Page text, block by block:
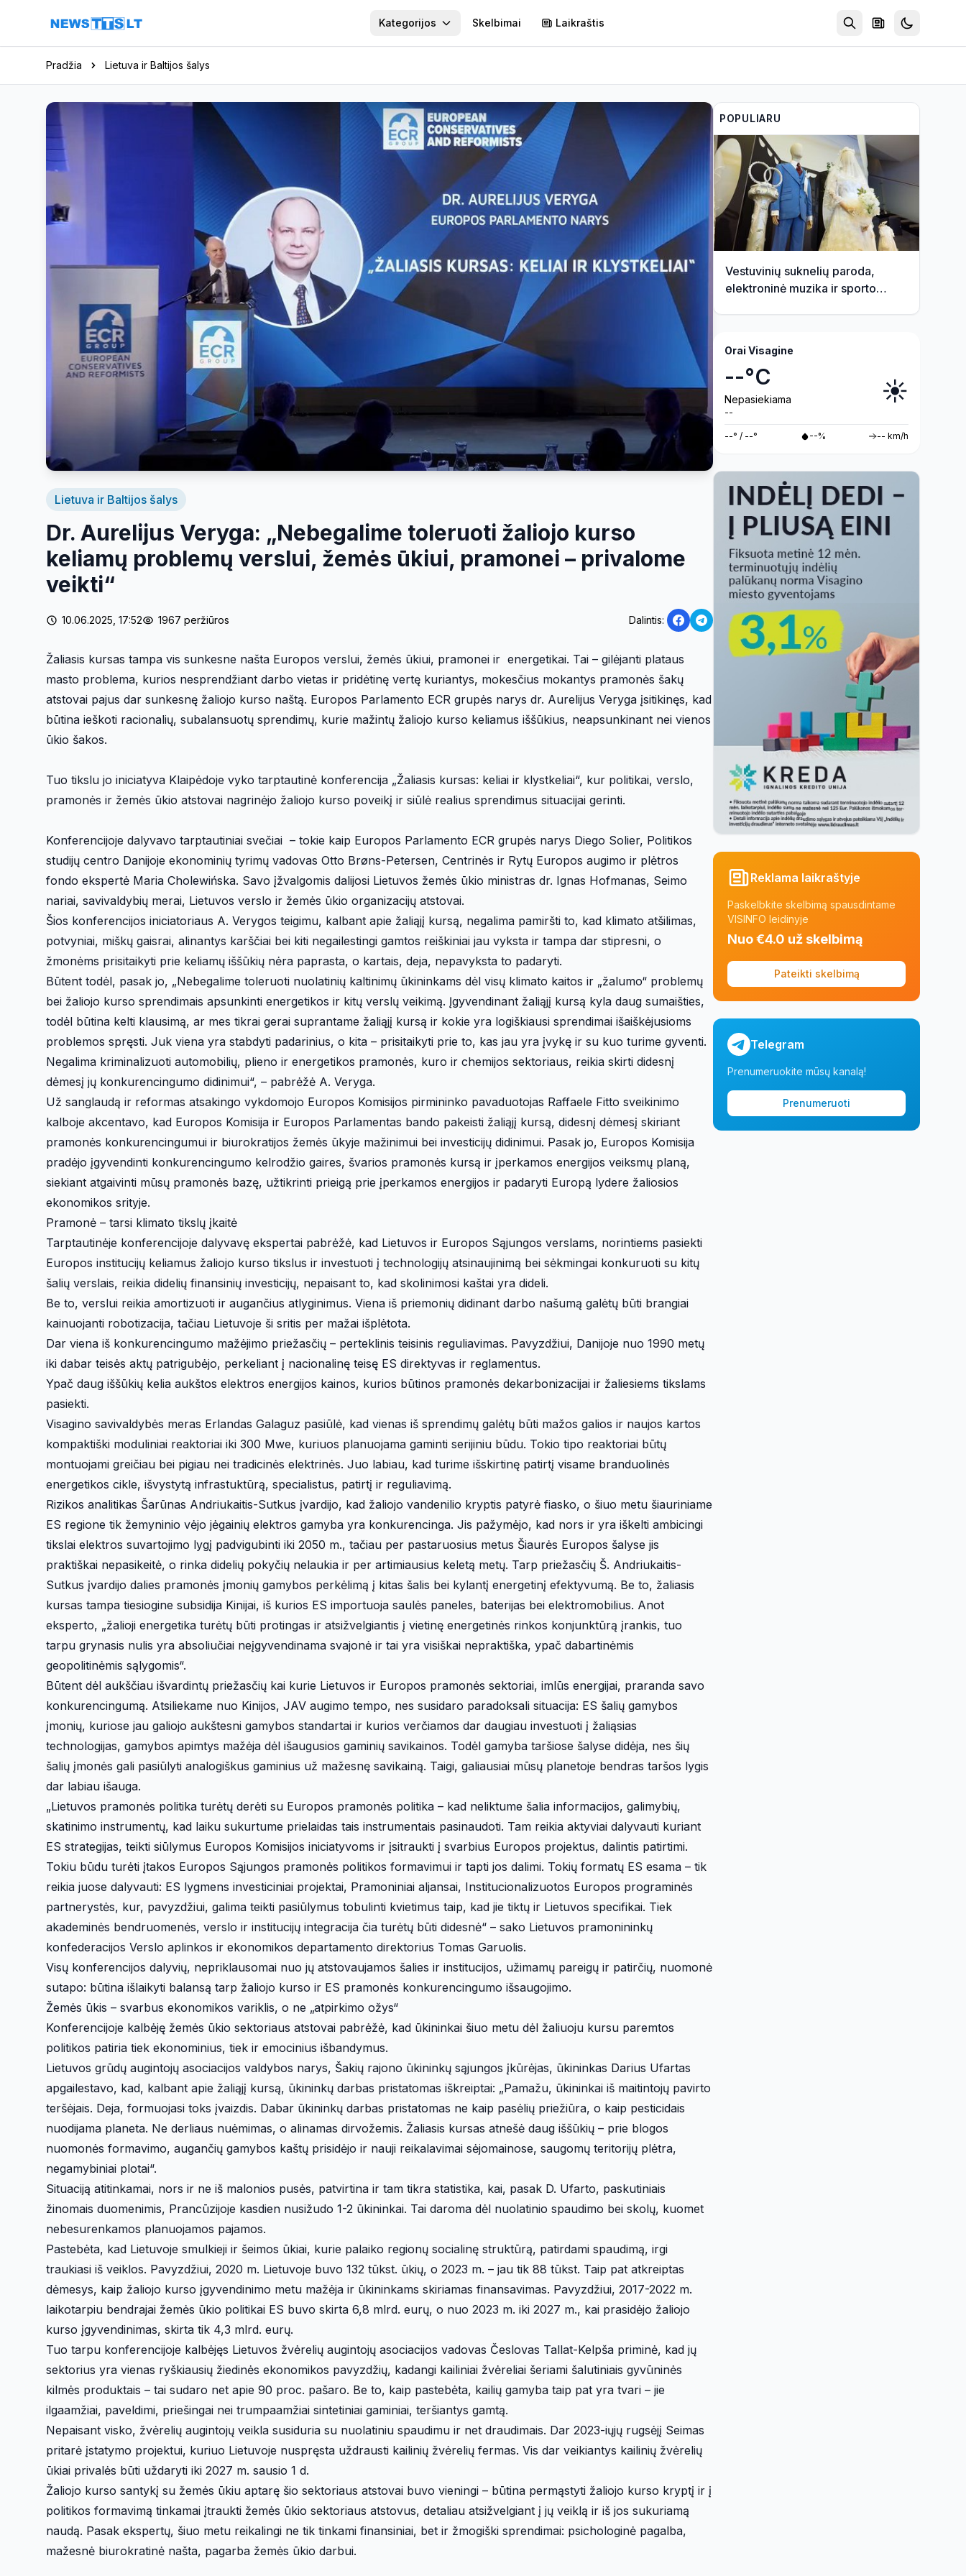
Kategorijos Skelbimai Laikraštis
Pradžia Lietuva ir Baltijos šalys
Lietuva ir Baltijos šalys
Dr. Aurelijus Veryga: „Nebegalime toleruoti žaliojo kurso
keliamų problemų verslui, žemės ūkiui, pramonei – privalome
veikti“
10.06.2025, 17:52 1967 peržiūros Dalintis:
Žaliasis kursas tampa vis sunkesne našta Europos verslui, žemės ūkiui, pramonei ir energetikai. Tai – gilėjanti plataus
masto problema, kurios nesprendžiant darbo vietas ir pridėtinę vertę kuriantys, mokesčius mokantys pramonės šakų
atstovai pajus dar sunkesnę žaliojo kurso naštą. Europos Parlamento ECR grupės narys dr. Aurelijus Veryga įsitikinęs, kad
būtina ieškoti racionalių, subalansuotų sprendimų, kurie mažintų žaliojo kurso keliamus iššūkius, neapsunkinant nei vienos
ūkio šakos.
Tuo tikslu jo iniciatyva Klaipėdoje vyko tarptautinė konferencija „Žaliasis kursas: keliai ir klystkeliai“, kur politikai, verslo,
pramonės ir žemės ūkio atstovai nagrinėjo žaliojo kurso poveikį ir siūlė realius sprendimus situacijai gerinti.
Konferencijoje dalyvavo tarptautiniai svečiai – tokie kaip Europos Parlamento ECR grupės narys Diego Solier, Politikos
studijų centro Danijoje ekonominių tyrimų vadovas Otto Brøns-Petersen, Centrinės ir Rytų Europos augimo ir plėtros
fondo ekspertė Maria Cholewińska. Savo įžvalgomis dalijosi Lietuvos žemės ūkio ministras dr. Ignas Hofmanas, Seimo
nariai, savivaldybių merai, Lietuvos verslo ir žemės ūkio organizacijų atstovai.
Šios konferencijos iniciatoriaus A. Verygos teigimu, kalbant apie žaliąjį kursą, negalima pamiršti to, kad klimato atšilimas,
potvyniai, miškų gaisrai, alinantys karščiai bei kiti negailestingi gamtos reiškiniai jau vyksta ir tampa dar stipresni, o
žmonėms prisitaikyti prie keliamų iššūkių nėra paprasta, o kartais, deja, nepavyksta to padaryti.
Būtent todėl, pasak jo, „Nebegalime toleruoti nuolatinių kaltinimų ūkininkams dėl visų klimato kaitos ir „žalumo“ problemų
bei žaliojo kurso sprendimais apsunkinti energetikos ir kitų verslų veikimą. Įgyvendinant žaliąjį kursą kyla daug sumaišties,
todėl būtina kelti klausimą, ar mes tikrai gerai suprantame žaliąjį kursą ir kokie yra logiškiausi sprendimai išaiškėjusioms
problemos spręsti. Juk viena yra stabdyti padarinius, o kita – prisitaikyti prie to, kas jau yra įvykę ir su kuo turime gyventi.
Negalima kriminalizuoti automobilių, plieno ir energetikos pramonės, kuro ir chemijos sektoriaus, reikia skirti didesnį
dėmesį jų konkurencingumo didinimui“, – pabrėžė A. Veryga.
Už sanglaudą ir reformas atsakingo vykdomojo Europos Komisijos pirmininko pavaduotojas Raffaele Fitto sveikinimo
kalboje akcentavo, kad Europos Komisija ir Europos Parlamentas bando pakeisti žaliąjį kursą, didesnį dėmesį skiriant
pramonės konkurencingumui ir biurokratijos žemės ūkyje mažinimui bei investicijų didinimui. Pasak jo, Europos Komisija
pradėjo įgyvendinti konkurencingumo kelrodžio gaires, švarios pramonės kursą ir įperkamos energijos veiksmų planą,
siekiant atgaivinti mūsų pramonės bazę, užtikrinti prieigą prie įperkamos energijos ir padaryti Europą lydere žaliosios
ekonomikos srityje.
Pramonė – tarsi klimato tikslų įkaitė
Tarptautinėje konferencijoje dalyvavę ekspertai pabrėžė, kad Lietuvos ir Europos Sąjungos verslams, norintiems pasiekti
Europos institucijų keliamus žaliojo kurso tikslus ir investuoti į technologijų atsinaujinimą bei sėkmingai konkuruoti su kitų
šalių verslais, reikia didelių finansinių investicijų, nepaisant to, kad skolinimosi kaštai yra dideli.
Be to, verslui reikia amortizuoti ir augančius atlyginimus. Viena iš priemonių didinant darbo našumą galėtų būti brangiai
kainuojanti robotizacija, tačiau Lietuvoje ši sritis per mažai išplėtota.
Dar viena iš konkurencingumo mažėjimo priežasčių – perteklinis teisinis reguliavimas. Pavyzdžiui, Danijoje nuo 1990 metų
iki dabar teisės aktų patrigubėjo, perkeliant į nacionalinę teisę ES direktyvas ir reglamentus.
Ypač daug iššūkių kelia aukštos elektros energijos kainos, kurios būtinos pramonės dekarbonizacijai ir žaliesiems tikslams
pasiekti.
Visagino savivaldybės meras Erlandas Galaguz pasiūlė, kad vienas iš sprendimų galėtų būti mažos galios ir naujos kartos
kompaktiški moduliniai reaktoriai iki 300 Mwe, kuriuos planuojama gaminti serijiniu būdu. Tokio tipo reaktoriai būtų
montuojami greičiau bei pigiau nei tradicinės elektrinės. Juo labiau, kad turime išskirtinę patirtį visame branduolinės
energetikos cikle, išvystytą infrastuktūrą, specialistus, patirtį ir reguliavimą.
Rizikos analitikas Šarūnas Andriukaitis-Sutkus įvardijo, kad žaliojo vandenilio kryptis patyrė fiasko, o šiuo metu šiauriniame
ES regione tik žemyninio vėjo jėgainių elektros gamyba yra konkurencinga. Jis pažymėjo, kad nors ir yra iškelti ambicingi
tikslai elektros suvartojimo lygį padvigubinti iki 2050 m., tačiau per pastaruosius metus Šiaurės Europos šalyse jis
praktiškai nepasikeitė, o rinka didelių pokyčių nelaukia ir per artimiausius keletą metų. Tarp priežasčių Š. Andriukaitis-
Sutkus įvardijo dalies pramonės įmonių gamybos perkėlimą į kitas šalis bei kylantį energetinį efektyvumą. Be to, žaliasis
kursas tampa tiesiogine subsidija Kinijai, iš kurios ES importuoja saulės paneles, baterijas bei elektromobilius. Anot
eksperto, „žalioji energetika turėtų būti protingas ir atsižvelgiantis į vietinę energetinės rinkos konjunktūrą įrankis, tuo
tarpu grynasis nulis yra absoliučiai neįgyvendinama svajonė ir tai yra visiškai nepraktiška, ypač dabartinėmis
geopolitinėmis sąlygomis“.
Būtent dėl aukščiau išvardintų priežasčių kai kurie Lietuvos ir Europos pramonės sektoriai, imlūs energijai, praranda savo
konkurencingumą. Atsiliekame nuo Kinijos, JAV augimo tempo, nes susidaro paradoksali situacija: ES šalių gamybos
įmonių, kuriose jau galiojo aukštesni gamybos standartai ir kurios verčiamos dar daugiau investuoti į žaliąsias
technologijas, gamybos apimtys mažėja dėl išaugusios gaminių savikainos. Todėl gamyba taršiose šalyse didėja, nes šių
šalių įmonės gali pasiūlyti analogiškus gaminius už mažesnę savikainą. Taigi, galiausiai mūsų planetoje bendras taršos lygis
dar labiau išauga.
„Lietuvos pramonės politika turėtų derėti su Europos pramonės politika – kad neliktume šalia informacijos, galimybių,
skatinimo instrumentų, kad laiku sukurtume prielaidas tais instrumentais pasinaudoti. Tam reikia aktyviai dalyvauti kuriant
ES strategijas, teikti siūlymus Europos Komisijos iniciatyvoms ir įsitraukti į svarbius Europos projektus, dalintis patirtimi.
Tokiu būdu turėti įtakos Europos Sąjungos pramonės politikos formavimui ir tapti jos dalimi. Tokių formatų ES esama – tik
reikia juose dalyvauti: ES lygmens investiciniai projektai, Pramoniniai aljansai, Institucionalizuotos Europos programinės
partnerystės, kur, pavyzdžiui, galima teikti pasiūlymus tobulinti kvietimus taip, kad jie tiktų ir Lietuvos specifikai. Tiek
akademinės bendruomenės, verslo ir institucijų integracija čia turėtų būti didesnė“ – sako Lietuvos pramonininkų
konfederacijos Verslo aplinkos ir ekonomikos departamento direktorius Tomas Garuolis.
Visų konferencijos dalyvių, nepriklausomai nuo jų atstovaujamos šalies ir institucijos, užimamų pareigų ir patirčių, nuomonė
sutapo: būtina išlaikyti balansą tarp žaliojo kurso ir ES pramonės konkurencingumo išsaugojimo.
Žemės ūkis – svarbus ekonomikos variklis, o ne „atpirkimo ožys“
Konferencijoje kalbėję žemės ūkio sektoriaus atstovai pabrėžė, kad ūkininkai šiuo metu dėl žaliuoju kursu paremtos
politikos patiria tiek ekonominius, tiek ir emocinius išbandymus.
Lietuvos grūdų augintojų asociacijos valdybos narys, Šakių rajono ūkininkų sąjungos įkūrėjas, ūkininkas Darius Ufartas
apgailestavo, kad, kalbant apie žaliąjį kursą, ūkininkų darbas pristatomas iškreiptai: „Pamažu, ūkininkai iš maitintojų pavirto
teršėjais. Deja, formuojasi toks įvaizdis. Dabar ūkininkų darbas pristatomas ne kaip pasėlių priežiūra, o kaip pesticidais
nuodijama planeta. Ne derliaus nuėmimas, o alinamas dirvožemis. Žaliasis kursas atnešė daug iššūkių – prie blogos
nuomonės formavimo, augančių gamybos kaštų prisidėjo ir nauji reikalavimai sėjomainose, saugomų teritorijų plėtra,
negamybiniai plotai“.
Situaciją atitinkamai, nors ir ne iš malonios pusės, patvirtina ir tam tikra statistika, kai, pasak D. Ufarto, paskutiniais
žinomais duomenimis, Prancūzijoje kasdien nusižudo 1-2 ūkininkai. Tai daroma dėl nuolatinio spaudimo bei skolų, kuomet
nebesurenkamos planuojamos pajamos.
Pastebėta, kad Lietuvoje smulkieji ir šeimos ūkiai, kurie palaiko regionų socialinę struktūrą, patirdami spaudimą, irgi
traukiasi iš veiklos. Pavyzdžiui, 2020 m. Lietuvoje buvo 132 tūkst. ūkių, o 2023 m. – jau tik 88 tūkst. Taip pat atkreiptas
dėmesys, kaip žaliojo kurso įgyvendinimo metu mažėja ir ūkininkams skiriamas finansavimas. Pavyzdžiui, 2017-2022 m.
laikotarpiu bendrajai žemės ūkio politikai ES buvo skirta 6,8 mlrd. eurų, o nuo 2023 m. iki 2027 m., kai prasidėjo žaliojo
kurso įgyvendinimas, skirta tik 4,3 mlrd. eurų.
Tuo tarpu konferencijoje kalbėjęs Lietuvos žvėrelių augintojų asociacijos vadovas Česlovas Tallat-Kelpša priminė, kad jų
sektorius yra vienas ryškiausių žiedinės ekonomikos pavyzdžių, kadangi kailiniai žvėreliai šeriami šalutiniais gyvūninės
kilmės produktais – tai sudaro net apie 90 proc. pašaro. Be to, kaip pastebėta, kailių gamyba taip pat yra tvari – jie
ilgaamžiai, paveldimi, priešingai nei trumpaamžiai sintetiniai gaminiai, teršiantys gamtą.
Nepaisant visko, žvėrelių augintojų veikla susiduria su nuolatiniu spaudimu ir net draudimais. Dar 2023-iųjų rugsėjį Seimas
pritarė įstatymo projektui, kuriuo Lietuvoje nuspręsta uždrausti kailinių žvėrelių fermas. Vis dar veikiantys kailinių žvėrelių
ūkiai privalės būti uždaryti iki 2027 m. sausio 1 d.
Žaliojo kurso santykį su žemės ūkiu aptarę šio sektoriaus atstovai buvo vieningi – būtina permąstyti žaliojo kurso kryptį ir į
politikos formavimą tinkamai įtraukti žemės ūkio sektoriaus atstovus, detaliau atsižvelgiant į jų veiklą ir iš jos sukuriamą
naudą. Pasak ekspertų, šiuo metu reikalingi ne tik tinkami finansiniai, bet ir žmogiški sprendimai: psichologinė pagalba,
mažesnė biurokratinė našta, pagarba žemės ūkio darbui.
POPULIARU
Vestuvinių suknelių paroda,
elektroninė muzika ir sporto
Orai Visagine
--°C
Nepasiekiama
--
☀️
--° / --° --% -- km/h
Reklama laikraštyje
Paskelbkite skelbimą spausdintame
VISINFO leidinyje
Nuo €4.0 už skelbimą
Pateikti skelbimą
Telegram
Prenumeruokite mūsų kanalą!
Prenumeruoti